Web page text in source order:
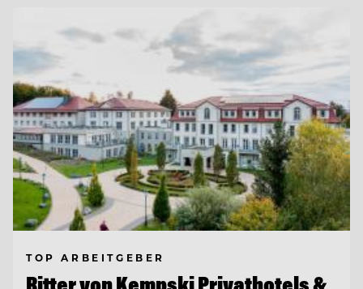
TOP ARBEITGEBER